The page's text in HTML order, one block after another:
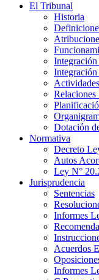
El Tribunal
Historia
Relaciones
Dotación
Normativa
Decreto
Autos
Ley N°
Jurisprudencia
Sentencias
Informes
Acuerdos
Informes